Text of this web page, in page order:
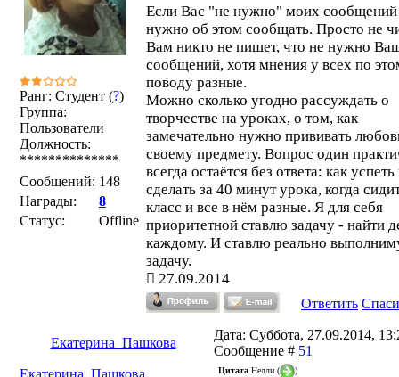
Ранг: Студент (?)
Группа:
Пользователи
Должность:
**************
Сообщений: 148
Награды:
8
Статус:
Offline
Если Вас "не нужно" моих сообщений
нужно об этом сообщать. Просто не
Вам никто не пишет, что не нужно
сообщений, хотя мнения у всех по
поводу разные.
Можно сколько угодно рассуждать о
творчестве на уроках, о том, как
замечательно нужно прививать
своему предмету. Вопрос один
всегда остаётся без ответа: как успеть
сделать за 40 минут урока, когда
класс и все в нём разные. Я для себя
приоритетной ставлю задачу - найти
каждому. И ставлю реально
задачу.
27.09.2014
Ответить
Екатерина_Пашкова
Дата: Суббота, 27.09.2014,
Сообщение # 51
Екатерина_Пашкова
Цитата Нелли ( )